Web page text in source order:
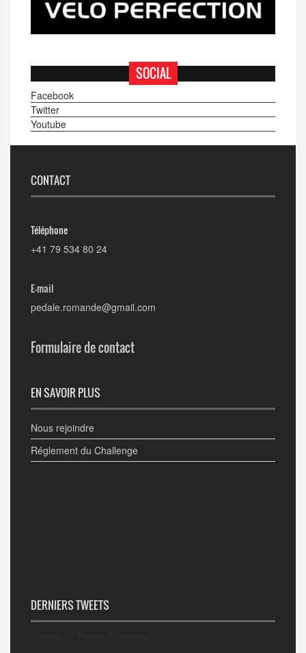
SOCIAL
Facebook
Twitter
Youtube
CONTACT
Téléphone
+41 79 534 80 24
E-mail
pedale.romande@gmail.com
Formulaire de contact
EN SAVOIR PLUS
Nous rejoindre
Réglement du Challenge
DERNIERS TWEETS